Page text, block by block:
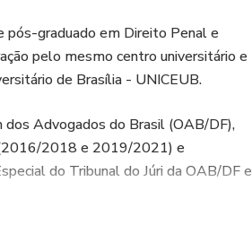
graduado em Direito Penal e
pelo mesmo centro universitário e
de Brasília - UNICEUB.
dos Advogados do Brasil (OAB/DF),
(2016/2018 e 2019/2021) e
do Tribunal do Júri da OAB/DF e